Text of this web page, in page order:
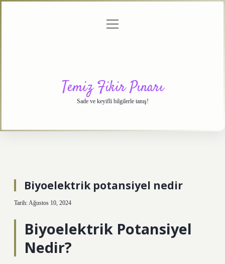
menüyü
Temiz Fikir Pınarı
Sade ve keyifli bilgilerle tanış!
Biyoelektrik potansiyel nedir
Tarih: Ağustos 10, 2024
Biyoelektrik Potansiyel
Nedir?